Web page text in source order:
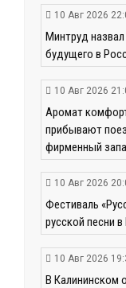
10 Авг 2026
Минтруд
будущего в
10 Авг 2026
Аромат
прибывают
фирменный
10 Авг 2026
Фестиваль
русской песни
10 Авг 2026
В Калининском